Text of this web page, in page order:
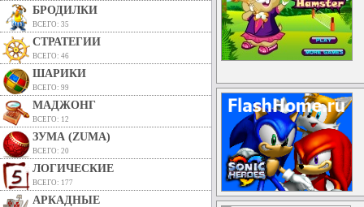
БРОДИЛКИ
ВСЕГО: 35
СТРАТЕГИИ
ВСЕГО: 46
ШАРИКИ
ВСЕГО: 99
МАДЖОНГ
ВСЕГО: 12
ЗУМА (ZUMA)
ВСЕГО: 20
ЛОГИЧЕСКИЕ
ВСЕГО: 177
АРКАДНЫЕ